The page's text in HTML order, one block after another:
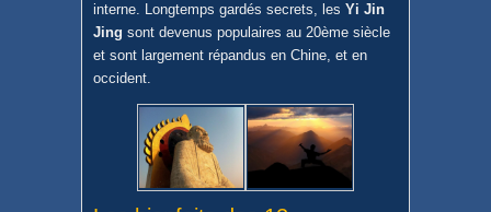
interne. Longtemps gardés secrets, les Yi Jin
Jing sont devenus populaires au 20ème siècle
et sont largement répandus en Chine, et en
occident.